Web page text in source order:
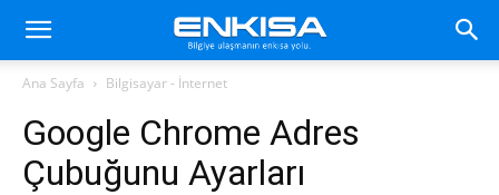
Ana Sayfa Bilgisayar - İnternet
Google Chrome Adres
Çubuğunu Ayarları